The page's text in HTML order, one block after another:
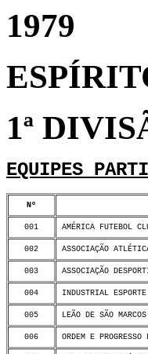
1979
1ª
EQUIPES
Nº
001 AMÉRICA FUTEBOL
002 ASSOCIAÇÃO
003 ASSOCIAÇÃO
004 INDUSTRIAL
005 LEÃO DE SÃO
006 ORDEM E PROGRESSO